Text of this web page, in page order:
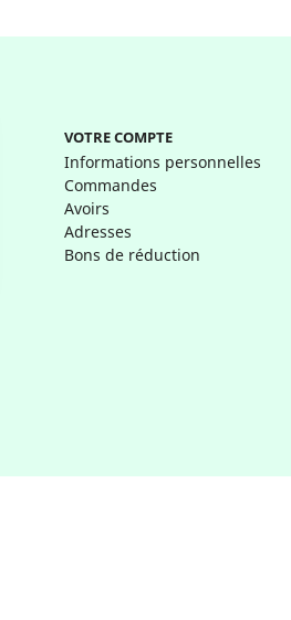
VOTRE COMPTE
Informations personnelles
Commandes
Avoirs
Adresses
Bons de réduction